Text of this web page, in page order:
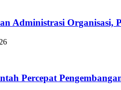
Administrasi Organisasi,
Percepat